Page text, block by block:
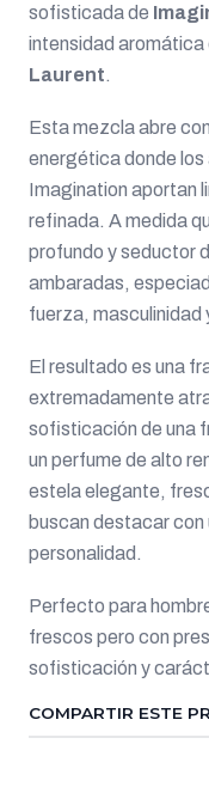
sofisticada de
intensidad aromática
Laurent.
Esta mezcla abre
energética donde
Imagination aportan
refinada. A medida
profundo y seductor
ambaradas,
fuerza, masculinidad
El resultado es una
extremadamente
sofisticación de una
un perfume de alto
estela elegante,
buscan destacar con
personalidad.
Perfecto para
frescos pero con
sofisticación y
COMPARTIR ESTE